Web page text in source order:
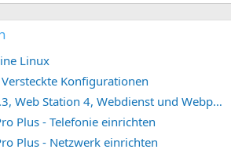
Linux
Konfigurationen
Synology DSM 7.2/7.3, Web Station 4, Webdienst und Webportal erstellen (ehemals vHost)
Plus - Telefonie einrichten
Plus - Netzwerk einrichten